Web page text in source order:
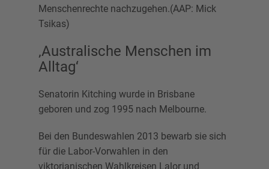
Menschenrechte nachzugehen.(AAP: Mick
Tsikas)
‚Australische Menschen im
Alltag‘
Senatorin Kitching wurde in Brisbane
geboren und zog 1995 nach Melbourne.
Bei den Bundeswahlen 2013 bewarb sie sich
für die Labor-Vorwahlen in den
viktorianischen Wahlkreisen Lalor und